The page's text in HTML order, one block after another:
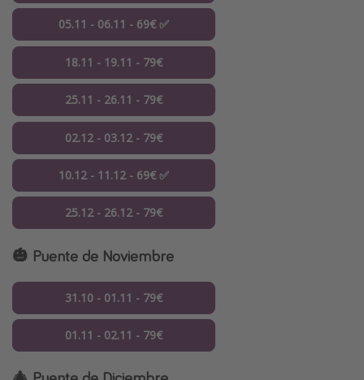
05.11 - 06.11 - 69€ ✅
18.11 - 19.11 - 79€
25.11 - 26.11 - 79€
02.12 - 03.12 - 79€
10.12 - 11.12 - 69€ ✅
25.12 - 26.12 - 79€
🎃 Puente de Noviembre
31.10 - 01.11 - 79€
01.11 - 02.11 - 79€